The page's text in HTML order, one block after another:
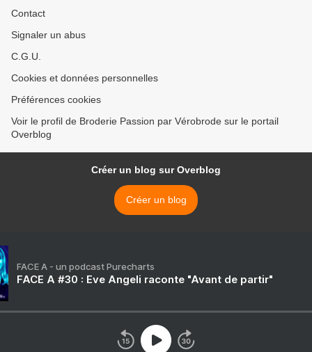
Contact
Signaler un abus
C.G.U.
Cookies et données personnelles
Préférences cookies
Voir le profil de Broderie Passion par Vérobrode sur le portail
Overblog
Créer un blog sur Overblog
Créer un blog
FACE A - un podcast Purecharts
FACE A #30 : Eve Angeli raconte "Avant de partir"